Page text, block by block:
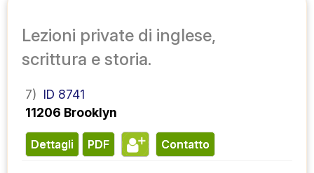
Lezioni private di inglese,
scrittura e storia.
7) ID 8741
11206 Brooklyn
Dettagli PDF contatto